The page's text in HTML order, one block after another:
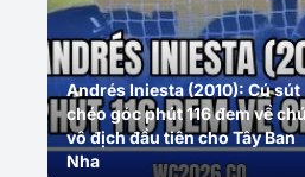
Andrés Iniesta (2010): Cú sút
chéo góc phút 116 đem về
vô địch đầu tiên cho Tây Ban
Nha